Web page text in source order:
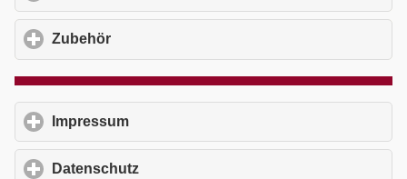
Zubehör
Impressum
Datenschutz